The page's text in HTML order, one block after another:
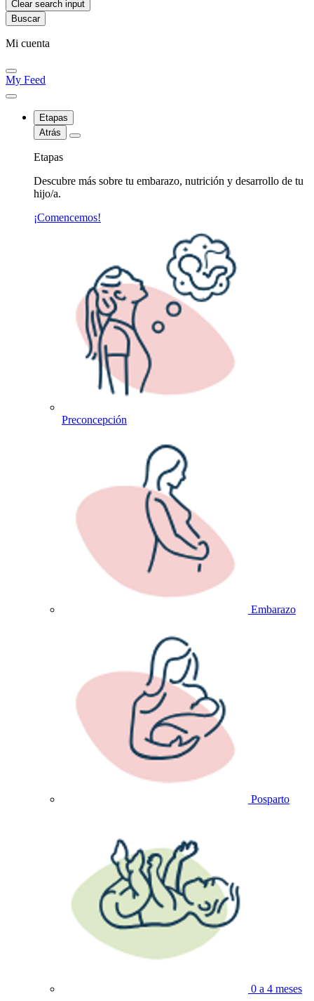
Clear search input
Mi cuenta
My Feed
Etapas
Atrás
Etapas
Descubre más sobre tu embarazo, nutrición y desarrollo de tu
hijo/a.
¡Comencemos!
Preconcepción
Embarazo
Posparto
0 a 4 meses